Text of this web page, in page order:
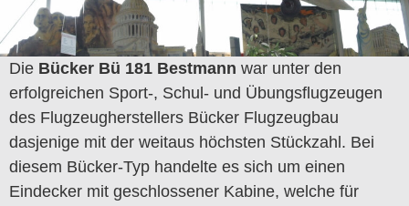
Die Bücker Bü 181 Bestmann war unter den
erfolgreichen Sport-, Schul- und Übungsflugzeugen
des Flugzeugherstellers Bücker Flugzeugbau
dasjenige mit der weitaus höchsten Stückzahl. Bei
diesem Bücker-Typ handelte es sich um einen
Eindecker mit geschlossener Kabine, welche für